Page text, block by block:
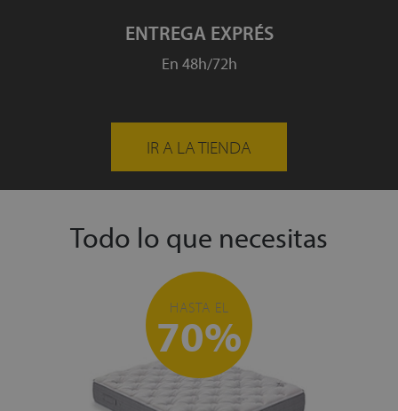
ENTREGA EXPRÉS
En 48h/72h
IR A LA TIENDA
Todo lo que necesitas
HASTA EL
70%